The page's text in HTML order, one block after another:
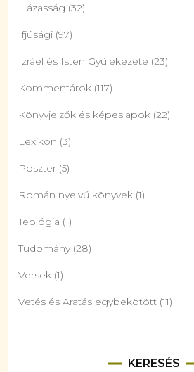
Házasság (32)
Ifjúsági (97)
Izráel és Isten Gyülekezete (23)
Kommentárok (117)
Könyvjelzők és képeslapok (22)
Lexikon (3)
Poszter (5)
Román nyelvű könyvek (1)
Teológia (1)
Tudomány (28)
Versek (1)
Vetés és Aratás egybekötött (11)
KERESÉS